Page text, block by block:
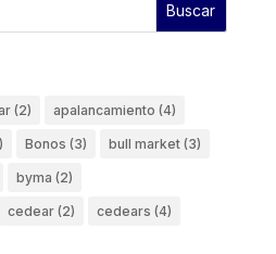
(2) apalancamiento (4)
Bonos (3) bull market(3)
byma (2)
cedear(2) cedears (4)